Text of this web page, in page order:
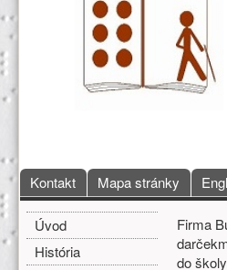
Hlavné menu
Kontakt Mapa stránky
Bočné menu
Úvod
História
Firma
do